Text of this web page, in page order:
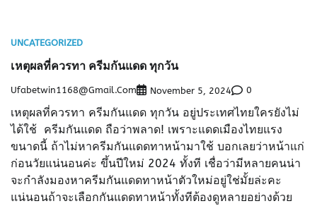
UNCATEGORIZED
เหตุผลที่ควรทา ครีมกันแดด ทุกวัน
Ufabetwin1168@gmail.com November 5, 2024 0
เหตุผลที่ควรทา ครีมกันแดด ทุกวัน อยู่ประเทศไทยใครยังไม่
ได้ใช้ ครีมกันแดด ถือว่าพลาด! เพราะแดดเมืองไทยแรง
ขนาดนี้ ถ้าไม่หาครีมกันแดดทาหน้ามาใช้ บอกเลยว่าหน้าแก่
ก่อนวัยแน่นอนค่ะ ขึ้นปีใหม่ 2024 ทั้งที เชื่อว่ามีหลายคนน่า
จะกำลังมองหาครีมกันแดดทาหน้าตัวใหม่อยู่ใช่มั้ยล่ะคะ
แน่นอนถ้าจะเลือกกันแดดทาหน้าทั้งทีต้องดูหลายอย่างด้วย